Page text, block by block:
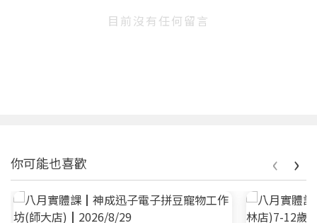
目前沒有任何留言
你可能也喜歡 ‹ ›